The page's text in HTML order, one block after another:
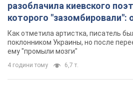
разоблачила киевского
которого "зазомбировали":
русского не знал, а теперь
геноцида украинцев
Как отметила артистка, писатель
поклонником Украины, но после
ему "промыли мозги"
4 години тому 6,7 т.